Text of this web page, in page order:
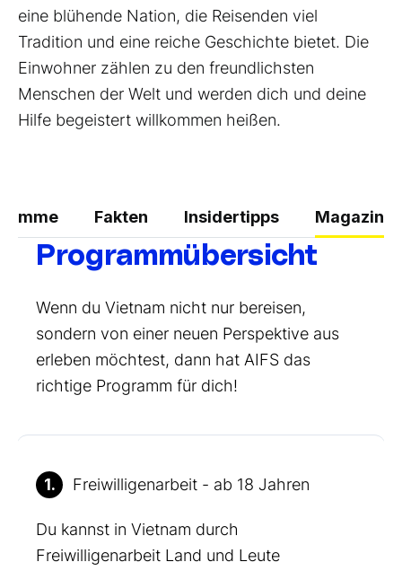
eine blühende Nation, die Reisenden viel
Tradition und eine reiche Geschichte bietet. Die
Einwohner zählen zu den freundlichsten
Menschen der Welt und werden dich und deine
Hilfe begeistert willkommen heißen.
Fakten Insidertipps Magazin
Programmübersicht
Wenn du Vietnam nicht nur bereisen,
sondern von einer neuen Perspektive aus
erleben möchtest, dann hat AIFS das
richtige Programm für dich!
1. Freiwilligenarbeit - ab 18 Jahren
Du kannst in Vietnam durch
Freiwilligenarbeit Land und Leute